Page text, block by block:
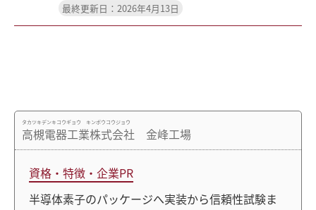
最終更新日：2026年4月13日
タカツキデンキコウギョウ キンポウコウジョウ
高槻電器工業株式会社 金峰工場
資格・特徴・企業PR
半導体素子のパッケージへ実装から信頼性試験ま